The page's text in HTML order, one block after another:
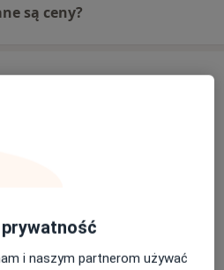
są ceny?
Medyczne
mapę
i naszym partnerom używać